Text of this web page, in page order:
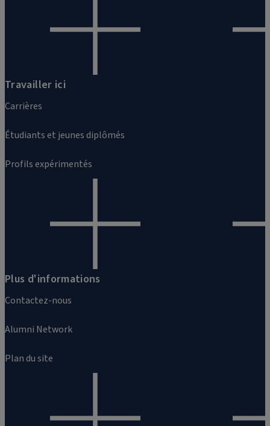
Travailler ici
Carrières
Étudiants et jeunes diplômés
Profils expérimentés
Plus d'informations
Contactez-nous
Alumni Network
Plan du site